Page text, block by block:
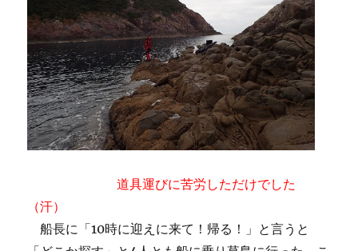
道具運びに苦労しただけでした
（汗）
船長に「10時に迎えに来て！帰る！」と言うと